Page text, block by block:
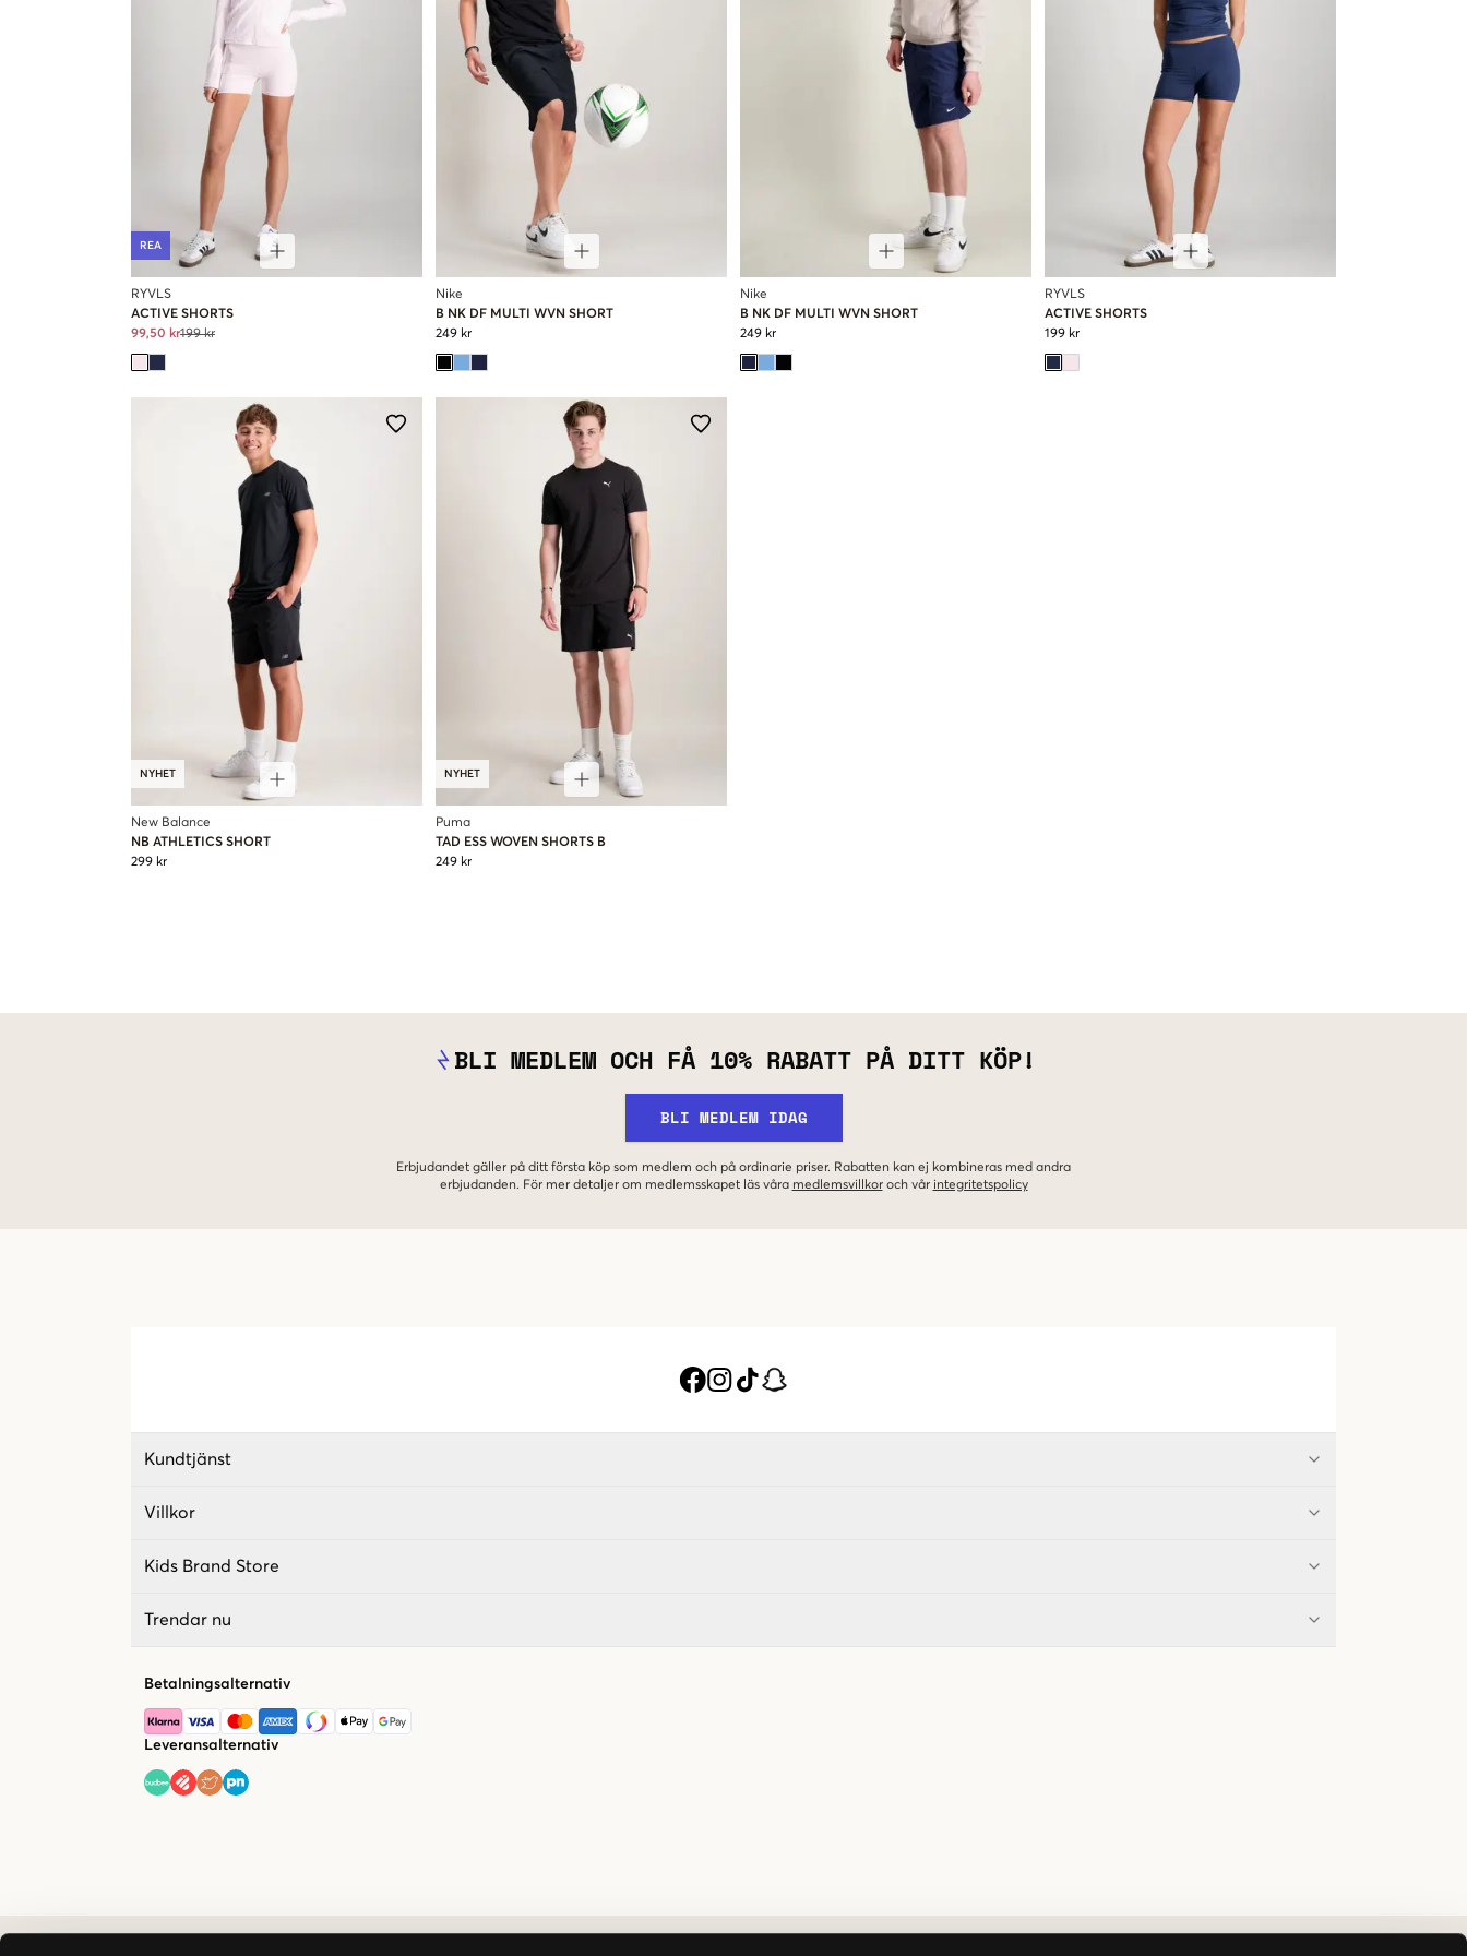
REA
RYVLS
ACTIVE SHORTS
99,50 kr199 kr
Nike
B NK DF MULTI WVN SHORT
249 kr
Nike
B NK DF MULTI WVN SHORT
249 kr
RYVLS
ACTIVE SHORTS
199 kr
NYHET
New Balance
NB ATHLETICS SHORT
299 kr
NYHET
Puma
TAD ESS WOVEN SHORTS B
249 kr
BLI MEDLEM OCH FÅ 10% RABATT PÅ DITT KÖP!
BLI MEDLEM IDAG
Erbjudandet gäller på ditt första köp som medlem och på ordinarie priser. Rabatten kan ej kombineras med andra
erbjudanden. För mer detaljer om medlemsskapet läs våra medlemsvillkor och vår integritetspolicy
Kundtjänst
Villkor
Kids Brand Store
Trendar nu
Betalningsalternativ
Leveransalternativ